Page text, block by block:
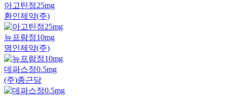
아고틴정25mg
환인제약(주)
뉴프람정10mg
명인제약(주)
데파스정0.5mg
(주)종근당